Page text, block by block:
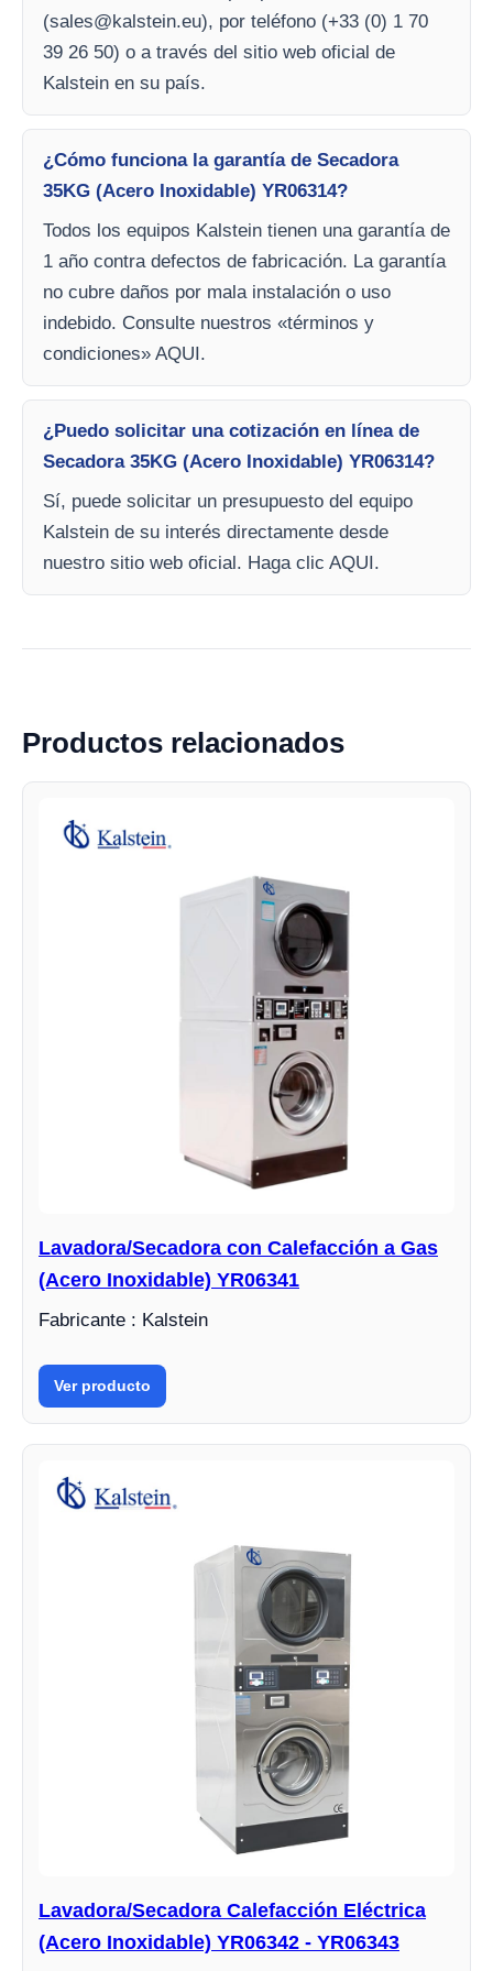
(sales@kalstein.eu), por teléfono (+33 (0) 1 70
39 26 50) o a través del sitio web oficial de
Kalstein en su país.
¿Cómo funciona la garantía de Secadora
35KG (Acero Inoxidable) YR06314?
Todos los equipos Kalstein tienen una garantía de
1 año contra defectos de fabricación. La garantía
no cubre daños por mala instalación o uso
indebido. Consulte nuestros «términos y
condiciones» AQUI.
¿Puedo solicitar una cotización en línea de
Secadora 35KG (Acero Inoxidable) YR06314?
Sí, puede solicitar un presupuesto del equipo
Kalstein de su interés directamente desde
nuestro sitio web oficial. Haga clic AQUI.
Productos relacionados
Lavadora/Secadora con Calefacción a Gas
(Acero Inoxidable) YR06341
Fabricante : Kalstein
Ver producto
Lavadora/Secadora Calefacción Eléctrica
(Acero Inoxidable) YR06342 - YR06343